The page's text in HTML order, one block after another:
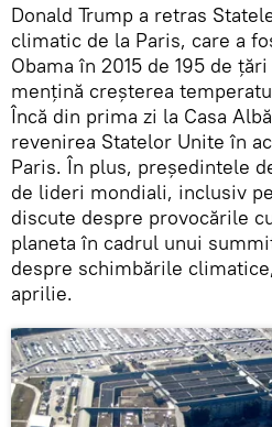
Donald Trump a retras
climatic de la Paris, care a
Obama în 2015 de 195 de
menţină creșterea
Încă din prima zi la Casa
revenirea Statelor Unite în
Paris. În plus, președintele
de lideri mondiali, inclusiv
discute despre provocările
planeta în cadrul unui
despre schimbările
aprilie.